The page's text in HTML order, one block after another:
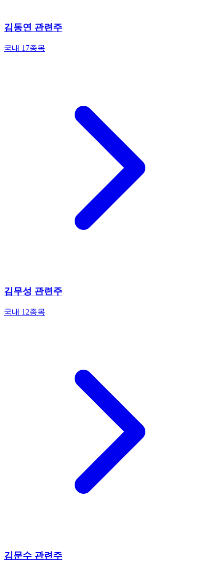
김동연 관련주
국내 17종목
김무성 관련주
국내 12종목
김문수 관련주